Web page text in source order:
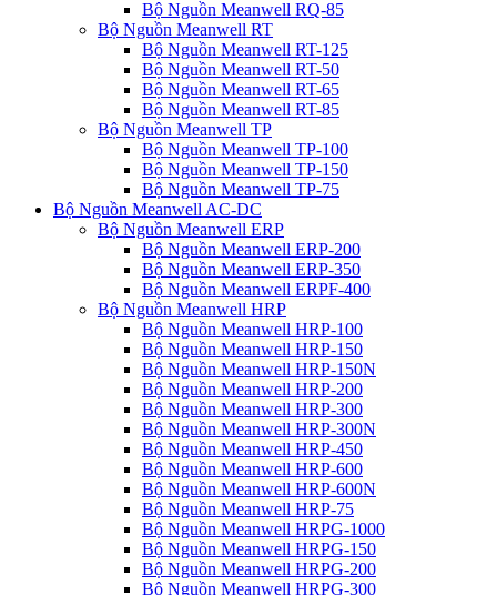
Bộ Nguồn Meanwell RQ-85
Bộ Nguồn Meanwell RT
Bộ Nguồn Meanwell RT-125
Bộ Nguồn Meanwell RT-50
Bộ Nguồn Meanwell RT-65
Bộ Nguồn Meanwell RT-85
Bộ Nguồn Meanwell TP
Bộ Nguồn Meanwell TP-100
Bộ Nguồn Meanwell TP-150
Bộ Nguồn Meanwell TP-75
Bộ Nguồn Meanwell AC-DC
Bộ Nguồn Meanwell ERP
Bộ Nguồn Meanwell ERP-200
Bộ Nguồn Meanwell ERP-350
Bộ Nguồn Meanwell ERPF-400
Bộ Nguồn Meanwell HRP
Bộ Nguồn Meanwell HRP-100
Bộ Nguồn Meanwell HRP-150
Bộ Nguồn Meanwell HRP-150N
Bộ Nguồn Meanwell HRP-200
Bộ Nguồn Meanwell HRP-300
Bộ Nguồn Meanwell HRP-300N
Bộ Nguồn Meanwell HRP-450
Bộ Nguồn Meanwell HRP-600
Bộ Nguồn Meanwell HRP-600N
Bộ Nguồn Meanwell HRP-75
Bộ Nguồn Meanwell HRPG-1000
Bộ Nguồn Meanwell HRPG-150
Bộ Nguồn Meanwell HRPG-200
Bộ Nguồn Meanwell HRPG-300